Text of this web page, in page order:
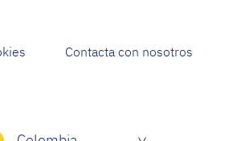
Contacta con nosotros